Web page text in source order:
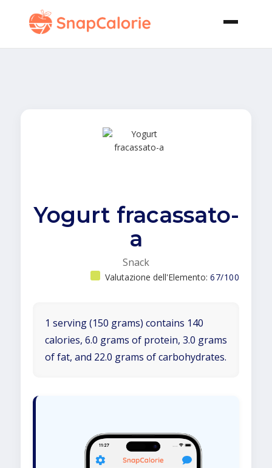
Yogurt fracassato-
a
Snack
Valutazione dell'Elemento: 67/100
1 serving (150 grams) contains 140
calories, 6.0 grams of protein, 3.0 grams
of fat, and 22.0 grams of carbohydrates.